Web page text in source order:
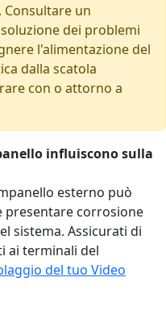
Consultare un
dei problemi
l'alimentazione del
dalla scatola
con o attorno a
influiscono sulla
esterno può
presentare corrosione
sistema. Assicurati di
ai terminali del
del tuo Video